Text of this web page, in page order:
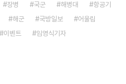
장병 국군 해병대
항공기
해군 국방일보
어울림
이벤트 임영식기자